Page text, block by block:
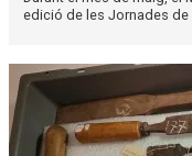
edició de les Jornades de